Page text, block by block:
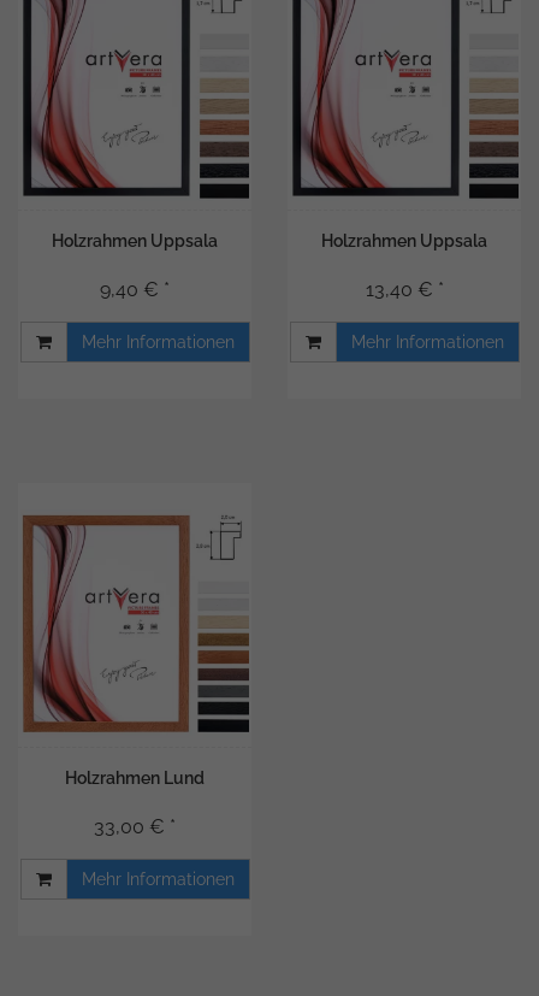
Holzrahmen Uppsala
9,40 € *
Mehr Informationen
Holzrahmen Uppsala
13,40 € *
Mehr Informationen
Holzrahmen Lund
33,00 € *
Mehr Informationen